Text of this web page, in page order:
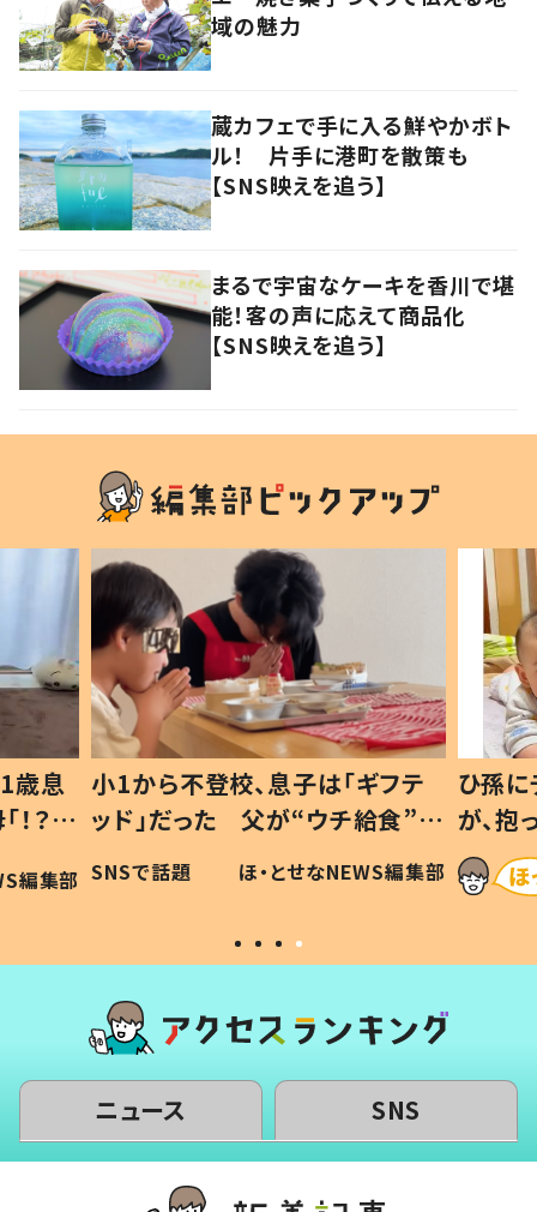
域の魅力
蔵カフェで手に入る鮮やかボト
ル！ 片手に港町を散策も
【SNS映えを追う】
まるで宇宙なケーキを香川で堪
能！客の声に応えて商品化
【SNS映えを追う】
フテ
食”を
編集部
ひ孫にデレデレな80歳じいじ
が、抱っこすると…ひ孫の反応に
「涙が出ました」「可愛くて仕方な
い」
ほ・とせなNEWS編集部
ニュース SNS